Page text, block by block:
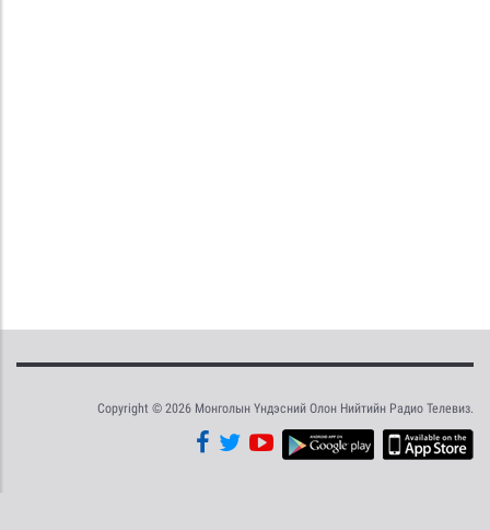
Copyright © 2026 Монголын Үндэсний Олон Нийтийн Радио Телевиз.